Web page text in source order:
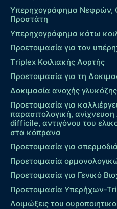
Υπερηχογράφημα Νεφρών,
Προστάτη
Υπερηχογράφημα κάτω
Προετοιμασία για τον
Τriplex Kοιλιακής Αορτής
Προετοιμασία για τη
Δοκιμασία ανοχής
Προετοιμασία για
παρασιτολογική,
difficile, αντιγόνου του
στα κόπρανα
Προετοιμασία για
Προετοιμασία
Προετοιμασία για Γενικό
Προετοιμασία Υπερήχων-
Λοιμώξεις του